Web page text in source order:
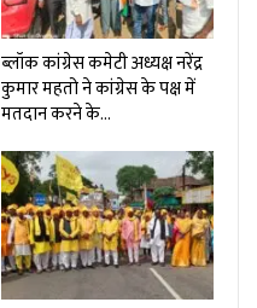
ब्लॉक कांग्रेस कमेटी अध्यक्ष नरेंद्र
कुमार महतो ने कांग्रेस के पक्ष में
मतदान करने के…